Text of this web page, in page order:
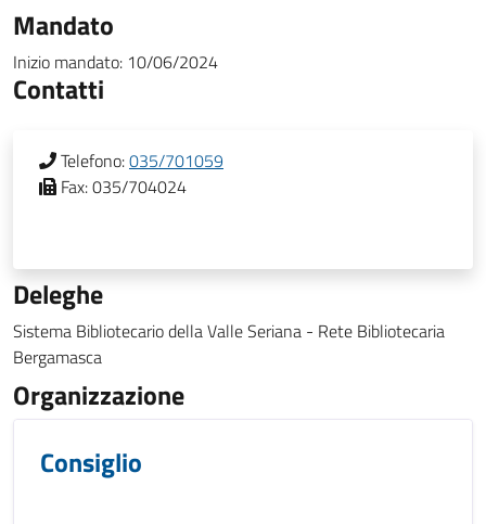
Mandato
Inizio mandato: 10/06/2024
Contatti
Telefono:035/701059
Fax:035/704024
Deleghe
Sistema Bibliotecario della Valle Seriana - Rete Bibliotecaria
Bergamasca
Organizzazione
Consiglio